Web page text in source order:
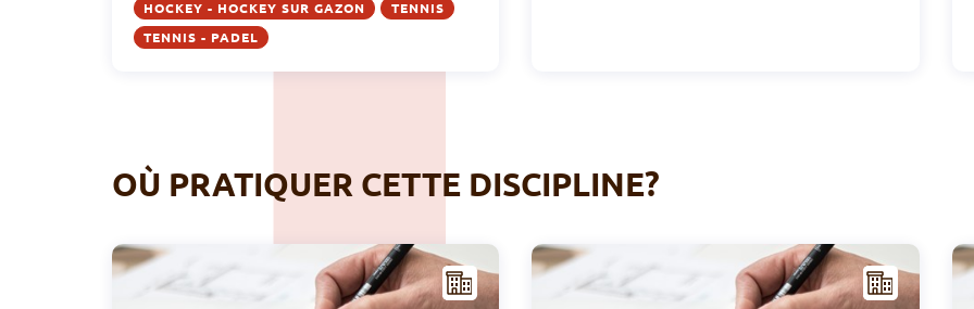
HOCKEY - HOCKEY SUR GAZON TENNIS
TENNIS - PADEL
OÙ PRATIQUER CETTE DISCIPLINE?